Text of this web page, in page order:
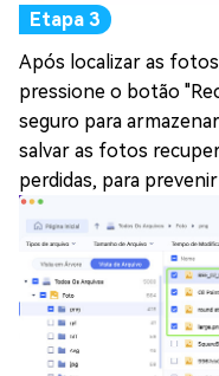
Após localizar as
pressione o botão
seguro para
salvar as fotos
perdidas, para